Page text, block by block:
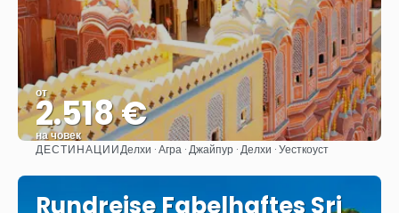
от
2.518 €
на човек
Вижте
ДЕСТИНАЦИИДелхи · Агра · Джайпур · Делхи · Уесткоуст
Rundreise Fabelhaftes Sri